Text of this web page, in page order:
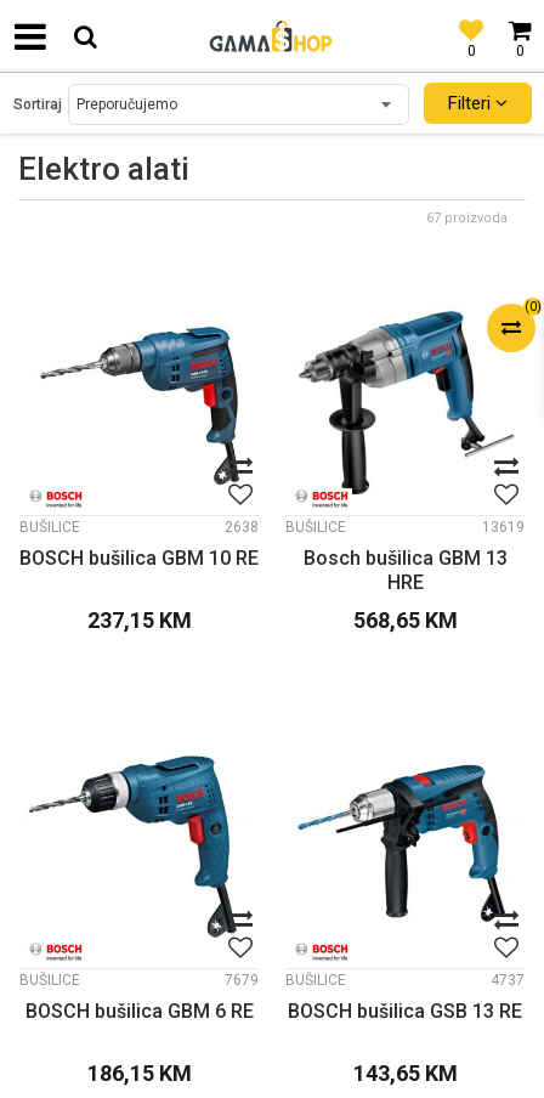
0
0
SIGURNO PLAĆANJE PLATNIM KARTICAMA!
(0)
Elektro alati
Sortiraj Filteri
67 proizvoda
BUŠILICE 2638
BOSCH bušilica GBM 10 RE
237,15 KM
BUŠILICE 13619
Bosch bušilica GBM 13
HRE
568,65 KM
BUŠILICE 7679
BOSCH bušilica GBM 6 RE
186,15 KM
BUŠILICE 4737
BOSCH bušilica GSB 13 RE
143,65 KM